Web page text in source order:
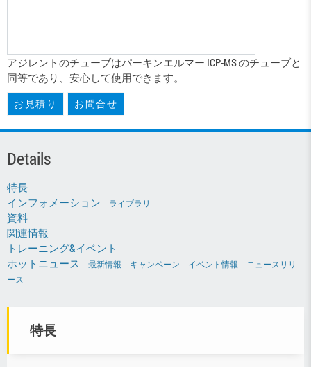
アジレントのチューブはパーキンエルマー ICP-MS のチューブと
同等であり、安心して使用できます。
お見積り お問合せ
Details
特長
インフォメーション
ライブラリ
資料
関連情報
トレーニング&イベント
ホットニュース
最新情報 キャンペーン イベント情報
ニュースリリ
ース
特長